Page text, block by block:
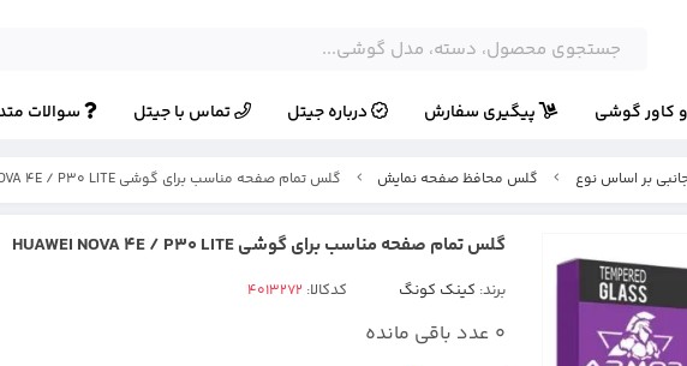
کاور گوشی پیگیری سفارش درباره جیتل تماس با جیتل سوالات
بر اساس نوع گلس محافظ صفحه نمایش گلس تمام صفحه مناسب برای گوشی HUAWEI NOVA 4E / P30 LITE
گلس تمام صفحه مناسب برای گوشی HUAWEI NOVA 4E / P30 LITE
برند: کینک کونگ کدکالا:
0 عدد باقی مانده